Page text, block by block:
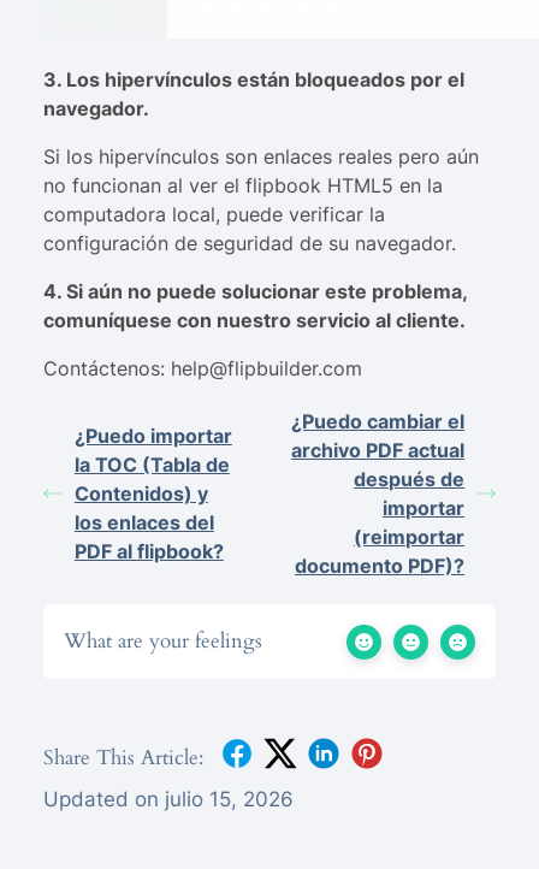
3. Los hipervínculos están bloqueados por el
navegador.
Si los hipervínculos son enlaces reales pero aún
no funcionan al ver el flipbook HTML5 en la
computadora local, puede verificar la
configuración de seguridad de su navegador.
4. Si aún no puede solucionar este problema,
comuníquese con nuestro servicio al cliente.
Contáctenos: help@flipbuilder.com
¿Puedo importar
la TOC (Tabla de
Contenidos) y
los enlaces del
PDF al flipbook?
¿Puedo cambiar el
archivo PDF actual
después de
importar
(reimportar
documento PDF)?
What are your feelings
Share This Article:
Updated on julio 15, 2026